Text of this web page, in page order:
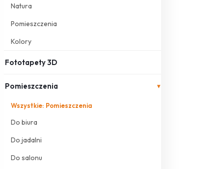
Natura
Pomieszczenia
Kolory
Fototapety 3D
Pomieszczenia ▾
Wszystkie: Pomieszczenia
Do biura
Do jadalni
Do salonu